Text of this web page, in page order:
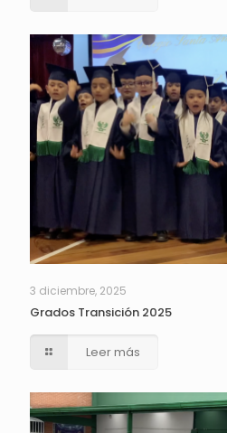
3 diciembre, 2025
Grados Transición 2025
Leer más